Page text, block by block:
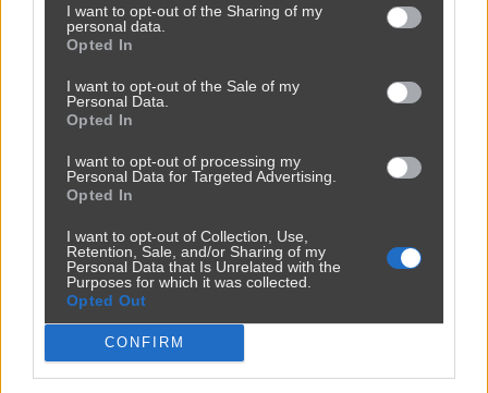
I want to opt-out of the Sharing of my
personal data.
Opted In
I want to opt-out of the Sale of my
Personal Data.
Opted In
I want to opt-out of processing my
Personal Data for Targeted Advertising.
Opted In
I want to opt-out of Collection, Use,
Retention, Sale, and/or Sharing of my
Personal Data that Is Unrelated with the
Purposes for which it was collected.
Opted Out
CONFIRM